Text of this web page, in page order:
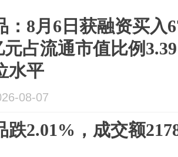
：8月6日获融资买入
元占流通市值比例
水平
08-07
跌2.01%，成交额